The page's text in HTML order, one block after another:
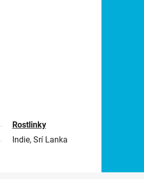
Rostlinky
Indie, Srí Lanka